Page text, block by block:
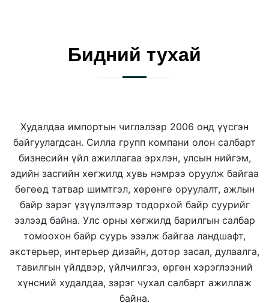
Бидний тухай
Худалдаа импортын чиглэлээр 2006 онд үүсгэн
байгуулагдсан. Силла групп компани олон салбарт
бизнесийн үйл ажиллагаа эрхлэн, улсын нийгэм,
эдийн засгийн хөгжилд хувь нэмрээ оруулж байгаа
бөгөөд татвар шимтгэл, хөрөнгө оруулалт, ажлын
байр зэрэг үзүүлэлтээр тодорхой байр суурийг
эзлээд байна. Улс орны хөгжилд барилгын салбар
томоохон байр суурь эзэлж байгаа ландшафт,
экстерьер, интерьер дизайн, дотор засал, дулаалга,
тавилгын үйлдвэр, үйлчилгээ, өргөн хэрэглээний
хүнсний худалдаа, зэрэг чухал салбарт ажиллаж
байна.